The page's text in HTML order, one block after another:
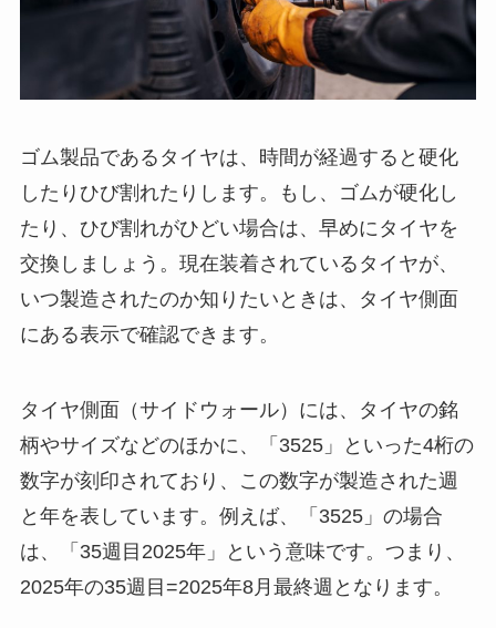
ゴム製品であるタイヤは、時間が経過すると硬化
したりひび割れたりします。もし、ゴムが硬化し
たり、ひび割れがひどい場合は、早めにタイヤを
交換しましょう。現在装着されているタイヤが、
いつ製造されたのか知りたいときは、タイヤ側面
にある表示で確認できます。
タイヤ側面（サイドウォール）には、タイヤの銘
柄やサイズなどのほかに、「3525」といった4桁の
数字が刻印されており、この数字が製造された週
と年を表しています。例えば、「3525」の場合
は、「35週目2025年」という意味です。つまり、
2025年の35週目=2025年8月最終週となります。